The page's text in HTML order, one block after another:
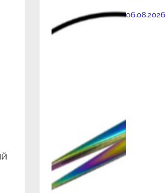
06.08.2026